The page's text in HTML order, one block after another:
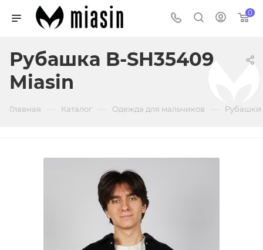
0
Рубашка B-SH35409
Miasin
Главная Каталог Одежда для мальчиков Рубашки